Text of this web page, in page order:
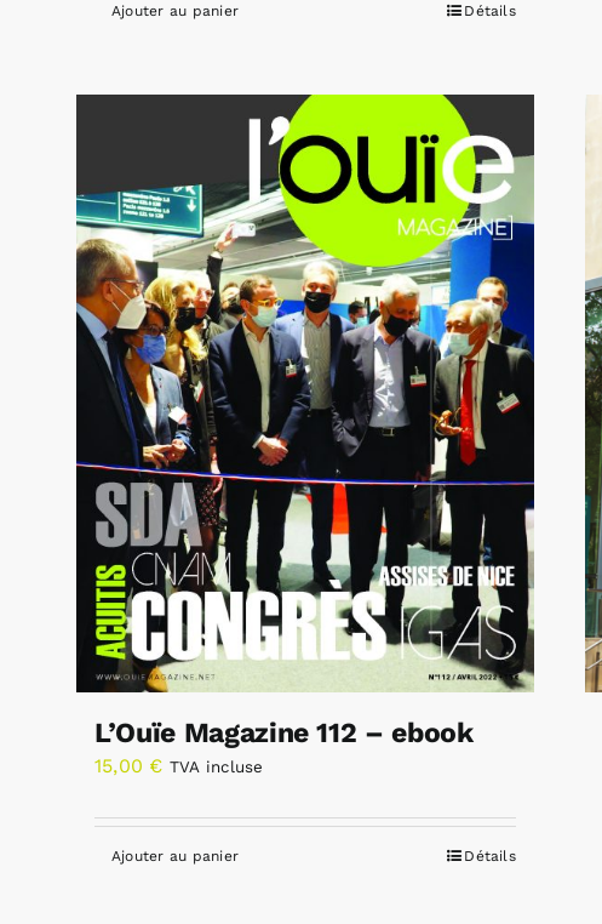
Ajouter au panier Détails
L’Ouïe Magazine 112 – ebook
15,00 € TVA incluse
Ajouter au panier Détails